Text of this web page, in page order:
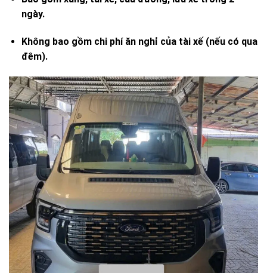
ngày.
Không bao gồm chi phí ăn nghỉ của tài xế (nếu có qua
đêm).